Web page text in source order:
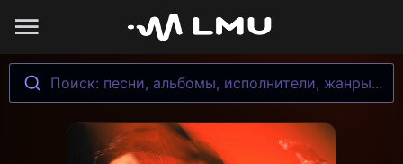
Поиск: песни, альбомы, исполнители, жанры...